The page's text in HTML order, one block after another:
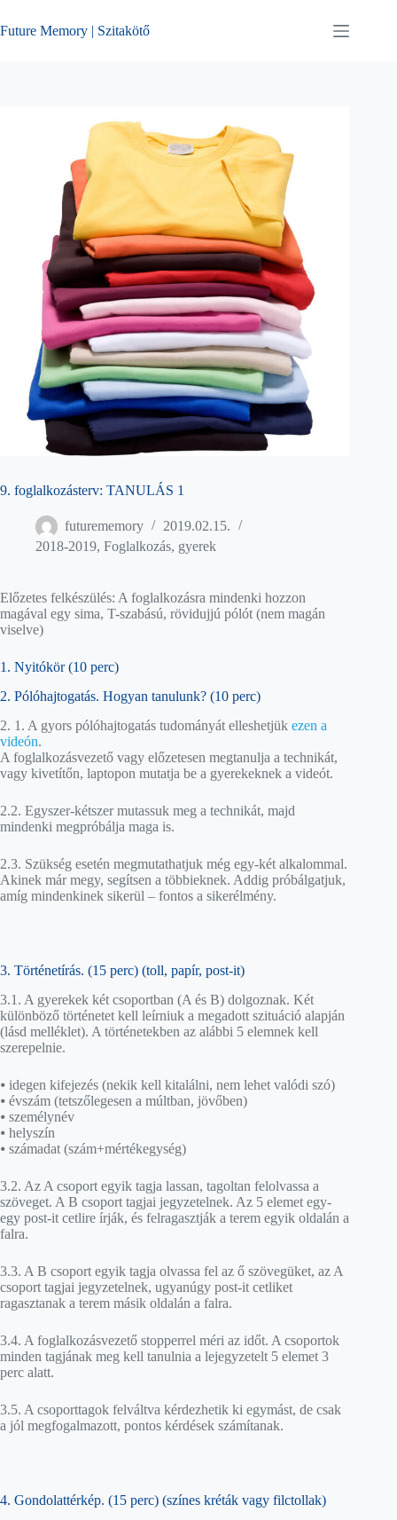
to
content
Future Memory | Szitakötő
9. foglalkozásterv: TANULÁS 1
futurememory
2019.02.15.
2018-2019, Foglalkozás, gyerek
Előzetes felkészülés: A foglalkozásra mindenki hozzon
magával egy sima, T-szabású, rövidujjú pólót (nem magán
viselve)
1. Nyitókör (10 perc)
2. Pólóhajtogatás. Hogyan tanulunk? (10 perc)
2. 1. A gyors pólóhajtogatás tudományát elleshetjük ezen a
videón.
A foglalkozásvezető vagy előzetesen megtanulja a technikát,
vagy kivetítőn, laptopon mutatja be a gyerekeknek a videót.
2.2. Egyszer-kétszer mutassuk meg a technikát, majd
mindenki megpróbálja maga is.
2.3. Szükség esetén megmutathatjuk még egy-két alkalommal.
Akinek már megy, segítsen a többieknek. Addig próbálgatjuk,
amíg mindenkinek sikerül – fontos a sikerélmény.
3. Történetírás. (15 perc) (toll, papír, post-it)
3.1. A gyerekek két csoportban (A és B) dolgoznak. Két
különböző történetet kell leírniuk a megadott szituáció alapján
(lásd melléklet). A történetekben az alábbi 5 elemnek kell
szerepelnie.
⦁ idegen kifejezés (nekik kell kitalálni, nem lehet valódi szó)
⦁ évszám (tetszőlegesen a múltban, jövőben)
⦁ személynév
⦁ helyszín
⦁ számadat (szám+mértékegység)
3.2. Az A csoport egyik tagja lassan, tagoltan felolvassa a
szöveget. A B csoport tagjai jegyzetelnek. Az 5 elemet egy-
egy post-it cetlire írják, és felragasztják a terem egyik oldalán a
falra.
3.3. A B csoport egyik tagja olvassa fel az ő szövegüket, az A
csoport tagjai jegyzetelnek, ugyanúgy post-it cetliket
ragasztanak a terem másik oldalán a falra.
3.4. A foglalkozásvezető stopperrel méri az időt. A csoportok
minden tagjának meg kell tanulnia a lejegyzetelt 5 elemet 3
perc alatt.
3.5. A csoporttagok felváltva kérdezhetik ki egymást, de csak
a jól megfogalmazott, pontos kérdések számítanak.
4. Gondolattérkép. (15 perc) (színes kréták vagy filctollak)